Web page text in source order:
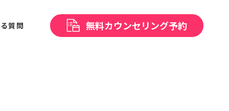
質問 無料カウンセリング予約